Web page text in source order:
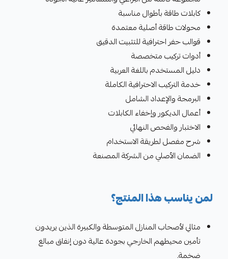
كابلات طاقة بأطوال مناسبة
محولات طاقة أصلية معتمدة
قوالب حفر احترافية للتثبيت الدقيق
أدوات تركيب متخصصة
دليل المستخدم باللغة العربية
خدمة التركيب الاحترافية الكاملة
البرمجة والإعداد الشامل
أعمال الديكور وإخفاء الكابلات
الاختبار والفحص النهائي
شرح مفصل لطريقة الاستخدام
الضمان الأصلي من الشركة المصنعة
لمن يناسب هذا المنتج؟
مثالي لأصحاب المنازل المتوسطة والكبيرة الذين يريدون
تأمين محيطهم الخارجي بجودة عالية دون إنفاق مبالغ
ضخمة.